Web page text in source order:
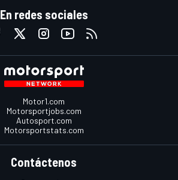
En redes sociales
Motor1.com
Motorsportjobs.com
Autosport.com
Motorsportstats.com
Contáctenos